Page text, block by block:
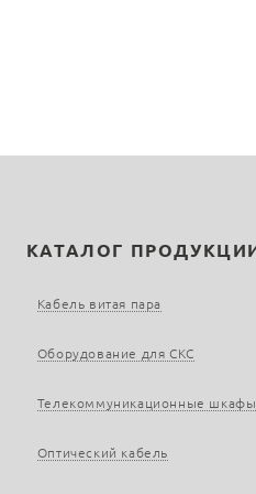
КАТАЛОГ
Кабель витая пара
Оборудование для СКС
Телекоммуникационные шкафы
Оптический кабель